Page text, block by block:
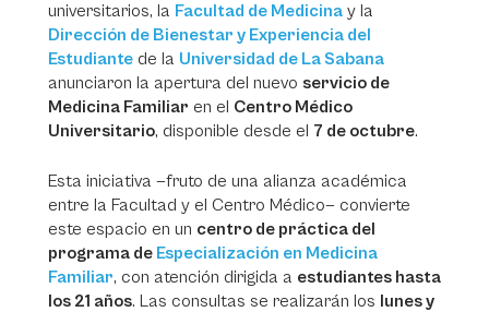
universitarios, la Facultad de Medicina y la
Dirección de Bienestar y Experiencia del
Estudiante de la Universidad de La Sabana
anunciaron la apertura del nuevo servicio de
Medicina Familiar en el Centro Médico
Universitario, disponible desde el 7 de octubre.
Esta iniciativa —fruto de una alianza académica
entre la Facultad y el Centro Médico— convierte
este espacio en un centro de práctica del
programa de Especialización en Medicina
Familiar, con atención dirigida a estudiantes hasta
los 21 años. Las consultas se realizarán los lunes y